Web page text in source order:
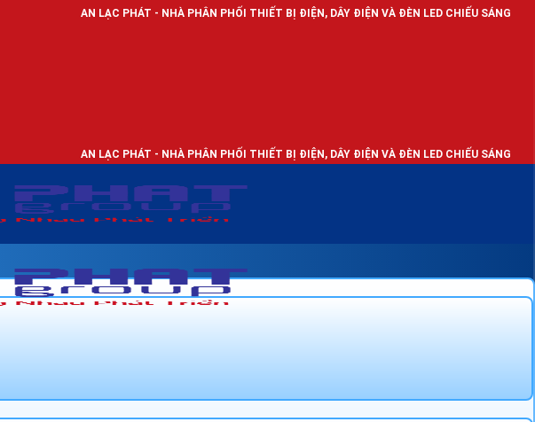
AN LẠC PHÁT - NHÀ PHÂN PHỐI THIẾT BỊ ĐIỆN, DÂY ĐIỆN VÀ ĐÈN LED CHIẾU SÁNG
AN LẠC PHÁT - NHÀ PHÂN PHỐI THIẾT BỊ ĐIỆN, DÂY ĐIỆN VÀ ĐÈN LED CHIẾU SÁNG